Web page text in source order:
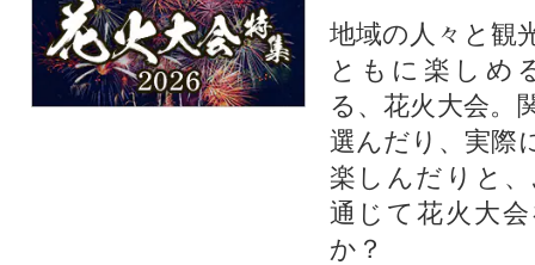
地域の人々と観
ともに楽しめ
る、花火大会。
選んだり、実際
楽しんだりと
通じて花火大
か？​